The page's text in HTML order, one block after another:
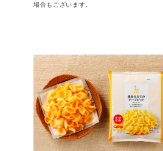
場合もございます。